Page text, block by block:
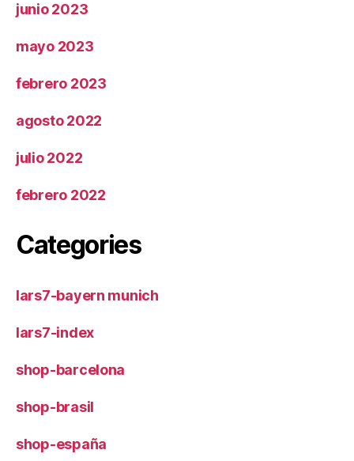
junio 2023
mayo 2023
febrero 2023
agosto 2022
julio 2022
febrero 2022
Categories
lars7-bayern munich
lars7-index
shop-barcelona
shop-brasil
shop-españa